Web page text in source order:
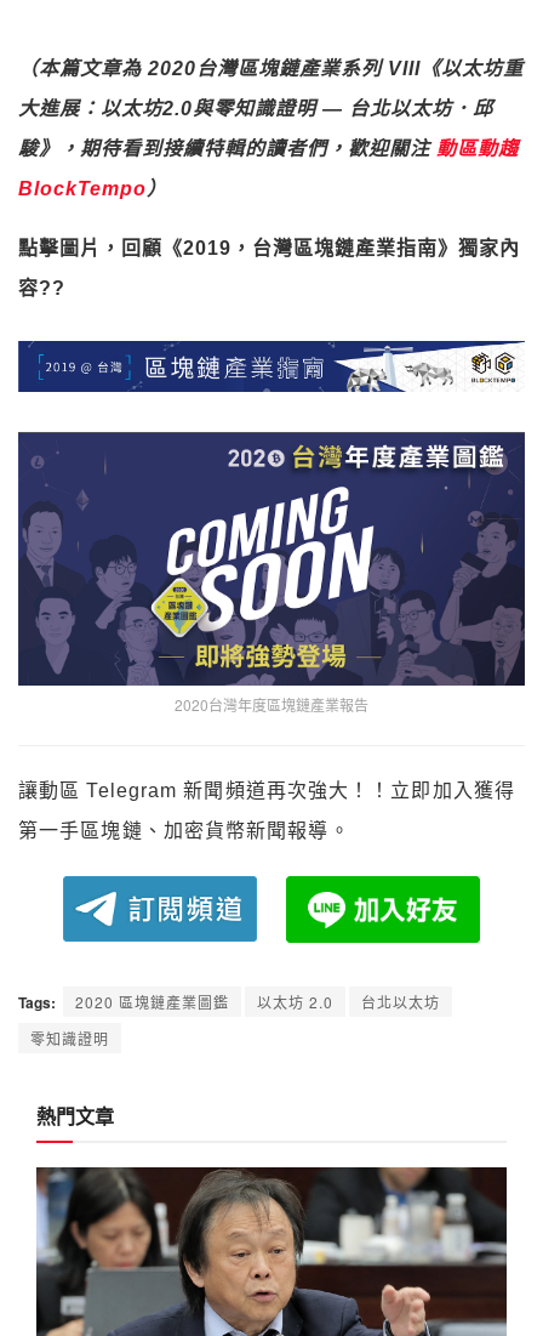
（本篇文章為 2020台灣區塊鏈產業系列 VIII《以太坊重
大進展：以太坊2.0與零知識證明 — 台北以太坊．邱
駿》，期待看到接續特輯的讀者們，歡迎關注 動區動趨
BlockTempo）
點擊圖片，回顧《2019，台灣區塊鏈產業指南》獨家內
容?️?️
2020台灣年度區塊鏈產業報告
讓動區 Telegram 新聞頻道再次強大！！立即加入獲得
第一手區塊鏈、加密貨幣新聞報導。
Tags: 2020 區塊鏈產業圖鑑 以太坊 2.0
台北以太坊
零知識證明
熱門文章